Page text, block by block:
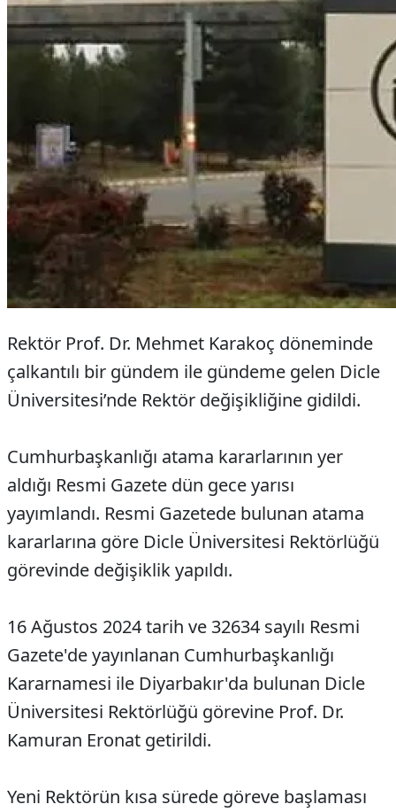
Rektör Prof. Dr. Mehmet Karakoç döneminde
çalkantılı bir gündem ile gündeme gelen Dicle
Üniversitesi’nde Rektör değişikliğine gidildi.
Cumhurbaşkanlığı atama kararlarının yer
aldığı Resmi Gazete dün gece yarısı
yayımlandı. Resmi Gazetede bulunan atama
kararlarına göre Dicle Üniversitesi Rektörlüğü
görevinde değişiklik yapıldı.
16 Ağustos 2024 tarih ve 32634 sayılı Resmi
Gazete'de yayınlanan Cumhurbaşkanlığı
Kararnamesi ile Diyarbakır'da bulunan Dicle
Üniversitesi Rektörlüğü görevine Prof. Dr.
Kamuran Eronat getirildi.
Yeni Rektörün kısa sürede göreve başlaması